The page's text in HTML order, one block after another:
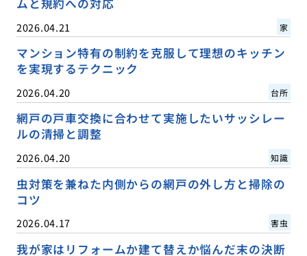
ムと規約への対応
2026.04.21 家
マンション特有の制約を克服して理想のキッチン
を実現するテクニック
2026.04.20 台所
網戸の戸車交換に合わせて実施したいサッシレー
ルの清掃と調整
2026.04.20 知識
虫対策を兼ねた内側からの網戸の外し方と掃除の
コツ
2026.04.17 害虫
我が家はリフォームか建て替えか悩んだ末の決断